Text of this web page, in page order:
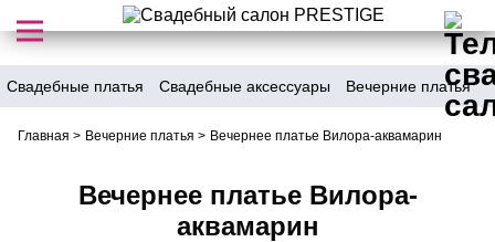
Свадебные платья Свадебные аксессуары Вечерние платья
Главная > Вечерние платья > Вечернее платье Вилора-аквамарин
Вечернее платье Вилора-
аквамарин